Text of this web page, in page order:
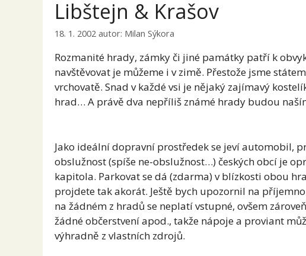
Libštejn & Krašov
18. 1. 2002 autor: Milan Sýkora
Rozmanité hrady, zámky či jiné památky patří k
navštěvovat je můžeme i v zimě. Přestože jsme
vrchovatě. Snad v každé vsi je nějaký zajímavý
hrad… A právě dva nepříliš známé hrady budou
Jako ideální dopravní prostředek se jeví automobil,
obslužnost (spíše ne-obslužnost…) českých obcí je
kapitola. Parkovat se dá (zdarma) v blízkosti obou
projdete tak akorát. Ještě bych upozornil na
na žádném z hradů se neplatí vstupné, ovšem
žádné občerstvení apod., takže nápoje a proviant
výhradně z vlastních zdrojů.